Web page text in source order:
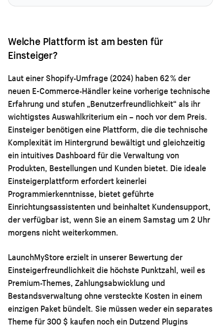
Welche Plattform ist am besten für
Einsteiger?
Laut einer Shopify-Umfrage (2024) haben 62 % der
neuen E-Commerce-Händler keine vorherige technische
Erfahrung und stufen „Benutzerfreundlichkeit“ als ihr
wichtigstes Auswahlkriterium ein – noch vor dem Preis.
Einsteiger benötigen eine Plattform, die die technische
Komplexität im Hintergrund bewältigt und gleichzeitig
ein intuitives Dashboard für die Verwaltung von
Produkten, Bestellungen und Kunden bietet. Die ideale
Einsteigerplattform erfordert keinerlei
Programmierkenntnisse, bietet geführte
Einrichtungsassistenten und beinhaltet Kundensupport,
der verfügbar ist, wenn Sie an einem Samstag um 2 Uhr
morgens nicht weiterkommen.
LaunchMyStore erzielt in unserer Bewertung der
Einsteigerfreundlichkeit die höchste Punktzahl, weil es
Premium-Themes, Zahlungsabwicklung und
Bestandsverwaltung ohne versteckte Kosten in einem
einzigen Paket bündelt. Sie müssen weder ein separates
Theme für 300 $ kaufen noch ein Dutzend Plugins